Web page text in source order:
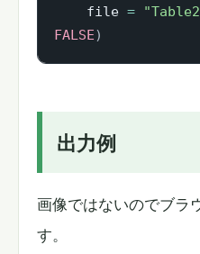
    file
=
FALSE)
出力例
画像ではないのでブラ
す。